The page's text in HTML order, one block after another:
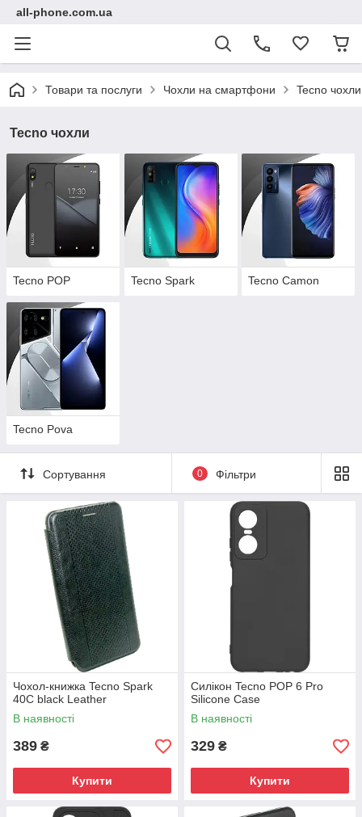
all-phone.com.ua
Товари та послуги Чохли на смартфони Tecno чохли
Tecno чохли
Tecno POP Tecno Spark Tecno Camon
Tecno Pova
Сортування 0 Фільтри
Чохол-книжка Tecno Spark
40C black Leather
В наявності
389 ₴
Купити
Силікон Tecno POP 6 Pro
Silicone Case
В наявності
329 ₴
Купити